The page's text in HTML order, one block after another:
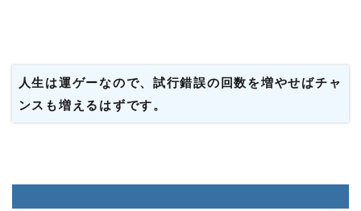
人生は運ゲーなので、試行錯誤の回数を増やせばチャ
ンスも増えるはずです。